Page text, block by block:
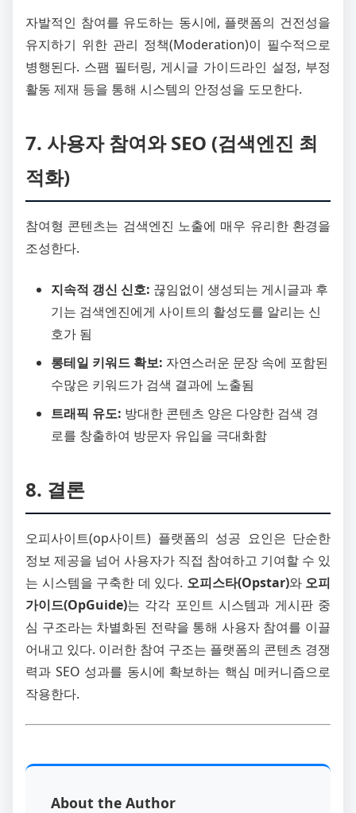
자발적인 참여를 유도하는 동시에, 플랫폼의 건전성을
유지하기 위한 관리 정책(Moderation)이 필수적으로
병행된다. 스팸 필터링, 게시글 가이드라인 설정, 부정
활동 제재 등을 통해 시스템의 안정성을 도모한다.
7. 사용자 참여와 SEO (검색엔진 최
적화)
참여형 콘텐츠는 검색엔진 노출에 매우 유리한 환경을
조성한다.
지속적 갱신 신호: 끊임없이 생성되는 게시글과 후
기는 검색엔진에게 사이트의 활성도를 알리는 신
호가 됨
롱테일 키워드 확보: 자연스러운 문장 속에 포함된
수많은 키워드가 검색 결과에 노출됨
트래픽 유도: 방대한 콘텐츠 양은 다양한 검색 경
로를 창출하여 방문자 유입을 극대화함
8. 결론
오피사이트(op사이트) 플랫폼의 성공 요인은 단순한
정보 제공을 넘어 사용자가 직접 참여하고 기여할 수 있
는 시스템을 구축한 데 있다. 오피스타(Opstar)와 오피
가이드(OpGuide)는 각각 포인트 시스템과 게시판 중
심 구조라는 차별화된 전략을 통해 사용자 참여를 이끌
어내고 있다. 이러한 참여 구조는 플랫폼의 콘텐츠 경쟁
력과 SEO 성과를 동시에 확보하는 핵심 메커니즘으로
작용한다.
About the Author